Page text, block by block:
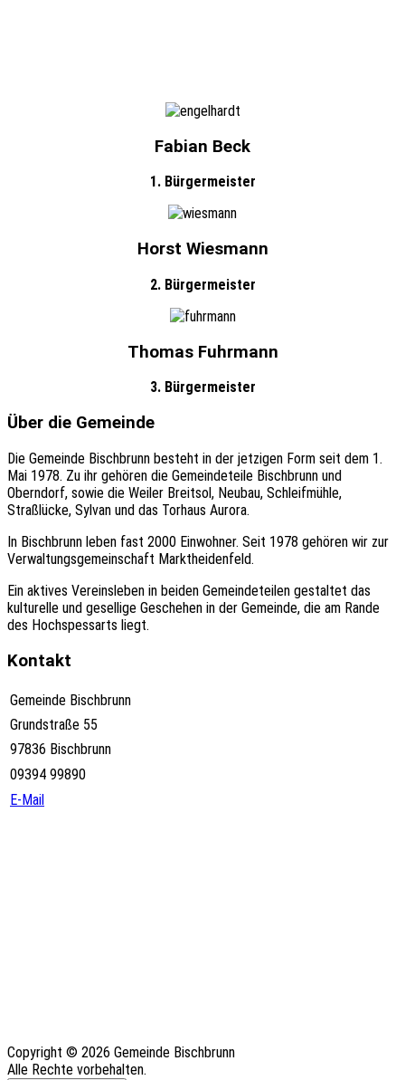
Fabian Beck
1. Bürgermeister
Horst Wiesmann
2. Bürgermeister
Thomas Fuhrmann
3. Bürgermeister
Über die Gemeinde
Die Gemeinde Bischbrunn besteht in der jetzigen Form seit dem 1.
Mai 1978. Zu ihr gehören die Gemeindeteile Bischbrunn und
Oberndorf, sowie die Weiler Breitsol, Neubau, Schleifmühle,
Straßlücke, Sylvan und das Torhaus Aurora.
In Bischbrunn leben fast 2000 Einwohner. Seit 1978 gehören wir zur
Verwaltungsgemeinschaft Marktheidenfeld.
Ein aktives Vereinsleben in beiden Gemeindeteilen gestaltet das
kulturelle und gesellige Geschehen in der Gemeinde, die am Rande
des Hochspessarts liegt.
Kontakt
Gemeinde Bischbrunn
Grundstraße 55
97836 Bischbrunn
09394 99890
E-Mail
Copyright © 2026 Gemeinde Bischbrunn
Alle Rechte vorbehalten.